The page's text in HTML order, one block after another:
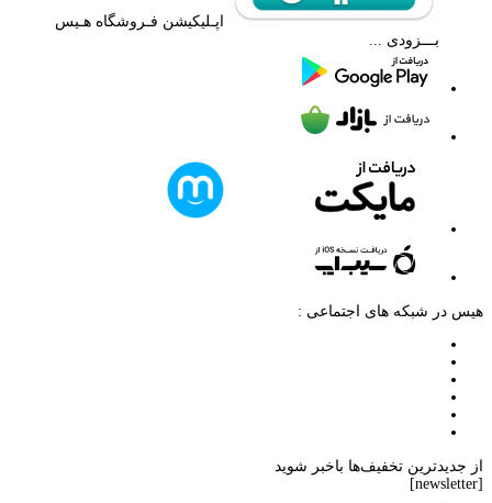
اپـلیکیشن فـروشگاه هـیس
بـــزودی ...
هیس در شبکه های اجتماعی :
از جدیدترین تخفیف‌ها باخبر شوید
[newsletter]